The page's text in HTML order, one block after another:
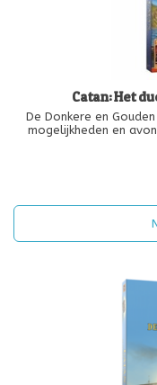
Catan: Het
De Donkere en
mogelijkheden en